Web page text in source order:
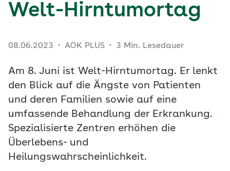
Welt-Hirntumortag
08.06.2023 AOK PLUS 3 Min. Lesedauer
Am 8. Juni ist Welt-Hirntumortag. Er lenkt
den Blick auf die Ängste von Patienten
und deren Familien sowie auf eine
umfassende Behandlung der Erkrankung.
Spezialisierte Zentren erhöhen die
Überlebens- und
Heilungswahrscheinlichkeit.